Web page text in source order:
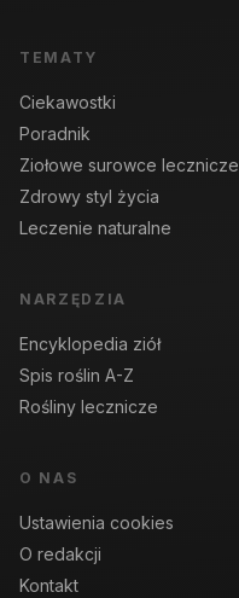
TEMATY
Ciekawostki
Poradnik
Ziołowe surowce lecznicze
Zdrowy styl życia
Leczenie naturalne
NARZĘDZIA
Encyklopedia ziół
Spis roślin A-Z
Rośliny lecznicze
O NAS
Ustawienia cookies
O redakcji
Kontakt